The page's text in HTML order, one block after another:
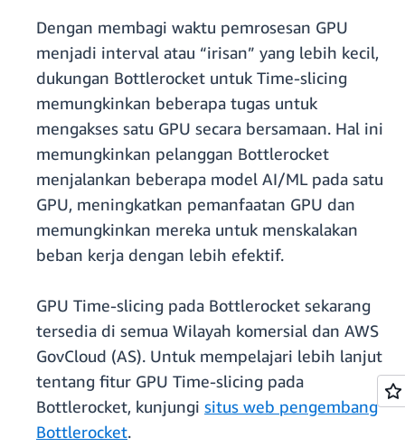
Dengan membagi waktu pemrosesan GPU
menjadi interval atau “irisan” yang lebih kecil,
dukungan Bottlerocket untuk Time-slicing
memungkinkan beberapa tugas untuk
mengakses satu GPU secara bersamaan. Hal ini
memungkinkan pelanggan Bottlerocket
menjalankan beberapa model AI/ML pada satu
GPU, meningkatkan pemanfaatan GPU dan
memungkinkan mereka untuk menskalakan
beban kerja dengan lebih efektif.
GPU Time-slicing pada Bottlerocket sekarang
tersedia di semua Wilayah komersial dan AWS
GovCloud (AS). Untuk mempelajari lebih lanjut
tentang fitur GPU Time-slicing pada
Bottlerocket, kunjungi situs web pengembang
Bottlerocket.